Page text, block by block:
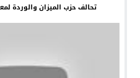
تحالف حزب الميزان والوردة